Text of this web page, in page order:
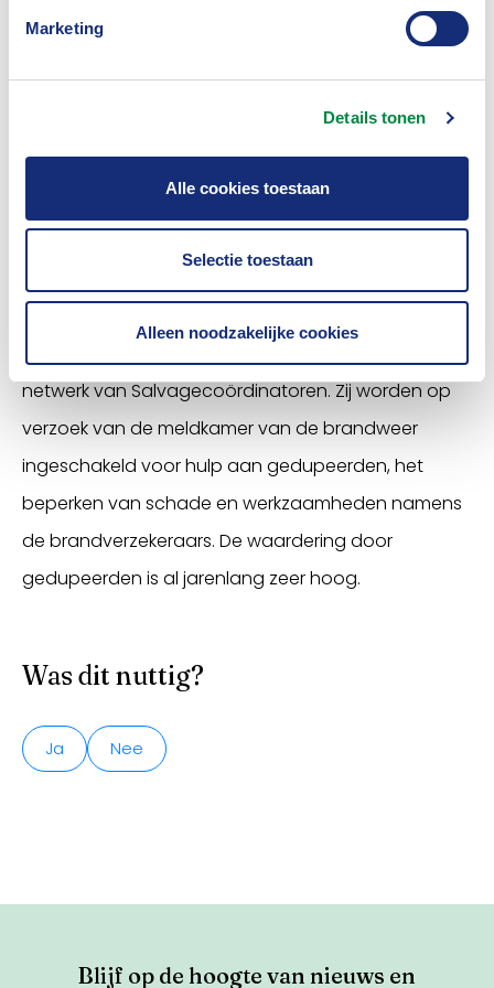
Marketing
Details tonen
Alle cookies toestaan
Selectie toestaan
Alleen noodzakelijke cookies
“Het ging daarbij om woonboerderijen en kapitale
villa’s c.q. monumentale panden. Twee derde ging
Stichting Salvage wordt bij de meeste branden, die
netwerk van Salvagecoördinatoren. Zij worden op
verzoek van de meldkamer van de brandweer
ingeschakeld voor hulp aan gedupeerden, het
beperken van schade en werkzaamheden namens
de brandverzekeraars. De waardering door
gedupeerden is al jarenlang zeer hoog.
Was dit nuttig?
Ja Nee
Blijf op de hoogte van nieuws en